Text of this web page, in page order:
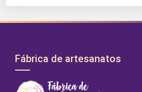
Fábrica de artesanatos